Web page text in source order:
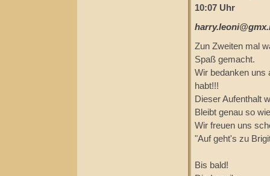
10:07 Uhr
Zun Zweiten mal
Spaß gemacht.
Wir bedanken uns
habt!!!
Dieser Aufenthalt
Bleibt genau so
Wir freuen uns
"Auf geht's zu
Bis bald!